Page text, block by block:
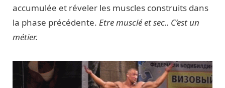
accumulée et réveler les muscles construits dans
la phase précédente. Etre musclé et sec.. C’est un
métier.